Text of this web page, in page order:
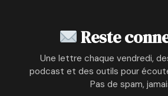
PROJET
INFORMATIQUE
LA
ENFANTINE
Reste
Une lettre chaque vendredi,
podcast et des outils pour
Pas de spam,